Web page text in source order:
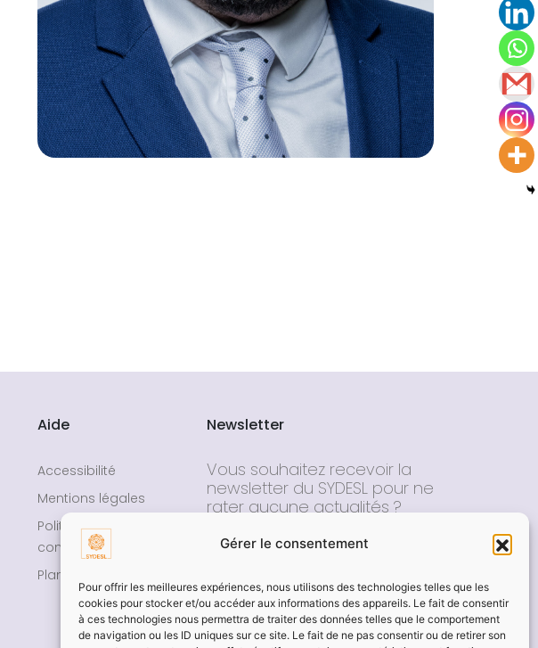
Gérer le consentement
Pour offrir les meilleures expériences, nous utilisons des technologies telles que les
cookies pour stocker et/ou accéder aux informations des appareils. Le fait de consentir
à ces technologies nous permettra de traiter des données telles que le comportement
de navigation ou les ID uniques sur ce site. Le fait de ne pas consentir ou de retirer son
Aide
Accessibilité
Mentions légales
Politique de
confidentialité
Plan du site
Newsletter
Vous souhaitez recevoir la
newsletter du SYDESL pour ne
rater aucune actualités ?
E-mail*
Nom - Prénom